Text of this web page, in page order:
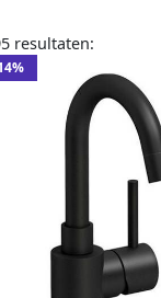
resultaten: